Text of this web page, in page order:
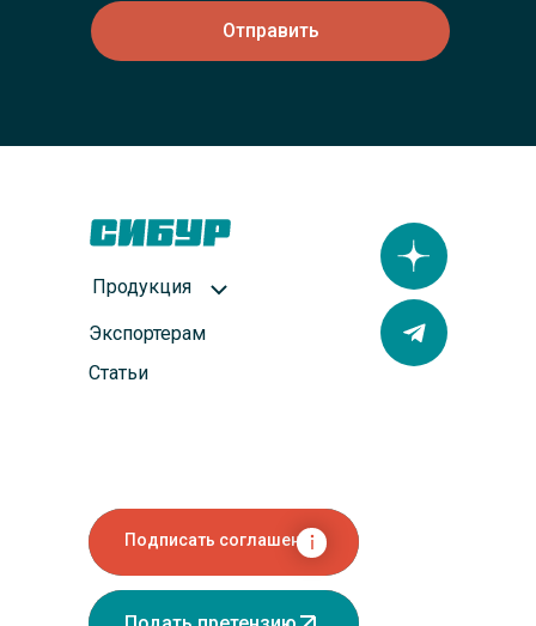
Отправить
Подписать соглашение
Продукция
Статьи
Экспортерам